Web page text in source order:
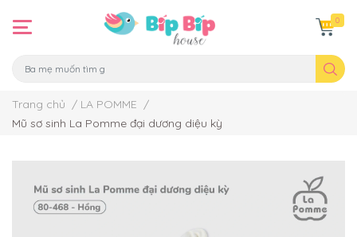
0
Trang chủ / LA POMME /
Mũ sơ sinh La Pomme đại dương diệu kỳ